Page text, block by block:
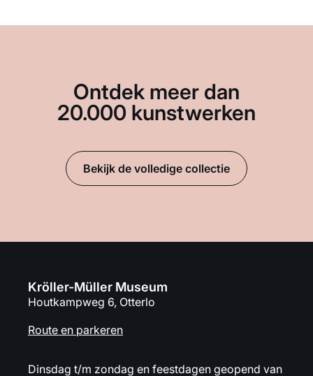
Ontdek meer dan
20.000 kunstwerken
Bekijk de volledige collectie
Kröller-Müller Museum
Houtkampweg 6, Otterlo
Route en parkeren
Dinsdag t/m zondag en feestdagen geopend van